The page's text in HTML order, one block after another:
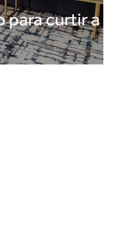
para curtir a